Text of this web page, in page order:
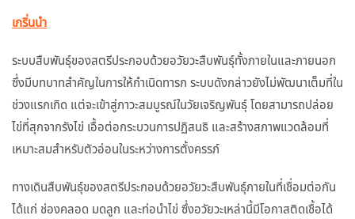
เกริ่นนำ
ระบบสืบพันธุ์ของสตรีประกอบด้วยอวัยวะสืบพันธุ์ทั้งภายในและภายนอก
ซึ่งมีบทบาทสำคัญในการให้กำเนิดทารก ระบบดังกล่าวยังไม่พัฒนาเต็มที่ใน
ช่วงแรกเกิด แต่จะเข้าสู่ภาวะสมบูรณ์ในวัยเจริญพันธุ์ โดยสามารถปล่อย
ไข่ที่สุกจากรังไข่ เอื้อต่อกระบวนการปฏิสนธิ และสร้างสภาพแวดล้อมที่
เหมาะสมสำหรับตัวอ่อนในระหว่างการตั้งครรภ์
ทางเดินสืบพันธุ์ของสตรีประกอบด้วยอวัยวะสืบพันธุ์ภายในที่เชื่อมต่อกัน
ได้แก่ ช่องคลอด มดลูก และท่อนำไข่ ซึ่งอวัยวะเหล่านี้มีโอกาสติดเชื้อได้